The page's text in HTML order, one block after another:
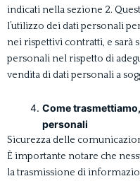
indicati nella sezione 2.
l’utilizzo dei dati personali
nei rispettivi contratti, e sarà
personali nel rispetto di
vendita di dati personali a
Come
personali
Sicurezza delle
È importante notare che
la trasmissione di